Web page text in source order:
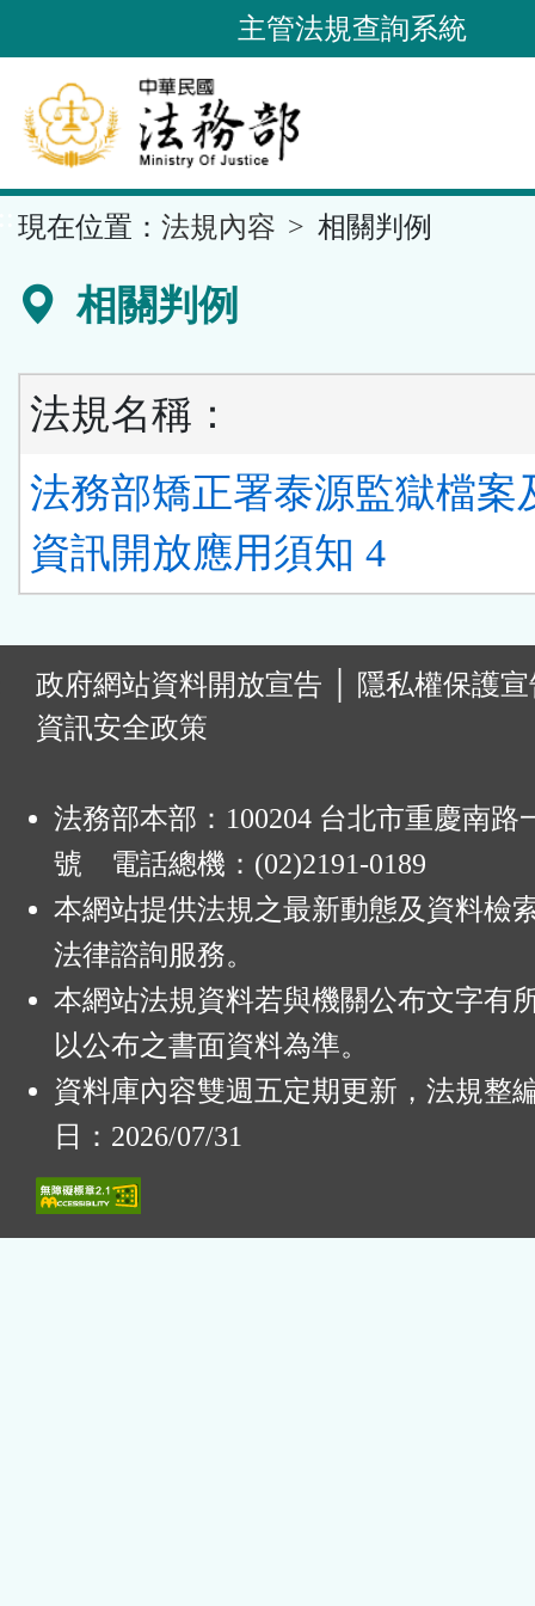
到
要
內
容
區
主管法規查詢系統
現在位置： 法規內容 相關判例
相關判例
法規名稱：
法務部矯正署泰源監獄檔案
資訊開放應用須知 4
政府網站資料開放宣告
隱私權保護
資訊安全政策
法務部本部：100204 台北市重慶南路
號 電話總機：(02)2191-0189
本網站提供法規之最新動態及資料檢
法律諮詢服務。
本網站法規資料若與機關公布文字有
以公布之書面資料為準。
資料庫內容雙週五定期更新，法規整
日：2026/07/31